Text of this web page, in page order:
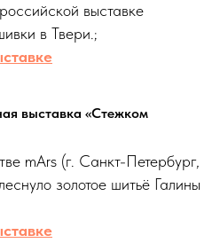
выставке
в Твери.;
выставка «Стежком
mArs (г. Санкт-Петербург,
золотое шитьё Галины